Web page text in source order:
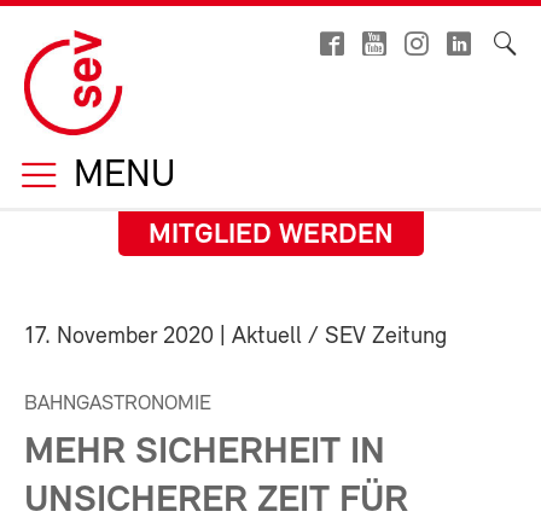
MENU
MITGLIED WERDEN
17. November 2020 | Aktuell / SEV Zeitung
BAHNGASTRONOMIE
MEHR SICHERHEIT IN
UNSICHERER ZEIT FÜR